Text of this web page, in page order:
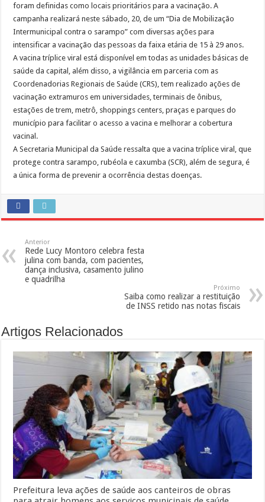
foram definidas como locais prioritários para a vacinação. A
campanha realizará neste sábado, 20, de um “Dia de Mobilização
Intermunicipal contra o sarampo” com diversas ações para
intensificar a vacinação das pessoas da faixa etária de 15 à 29 anos.
A vacina tríplice viral está disponível em todas as unidades básicas de
saúde da capital, além disso, a vigilância em parceria com as
Coordenadorias Regionais de Saúde (CRS), tem realizado ações de
vacinação extramuros em universidades, terminais de ônibus,
estações de trem, metrô, shoppings centers, praças e parques do
município para facilitar o acesso a vacina e melhorar a cobertura
vacinal.
A Secretaria Municipal da Saúde ressalta que a vacina tríplice viral, que
protege contra sarampo, rubéola e caxumba (SCR), além de segura, é
a única forma de prevenir a ocorrência destas doenças.
Anterior
Rede Lucy Montoro celebra festa
julina com banda, com pacientes,
dança inclusiva, casamento julino
e quadrilha
Próximo
Saiba como realizar a restituição
de INSS retido nas notas fiscais
Artigos Relacionados
Prefeitura leva ações de saúde aos canteiros de obras